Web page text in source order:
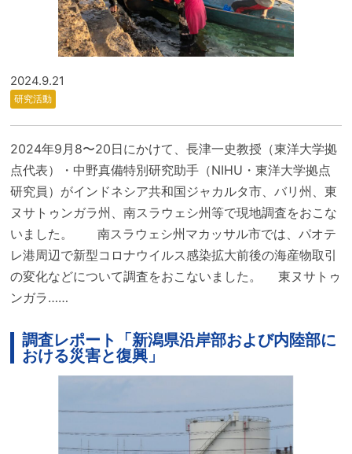
2024.9.21
研究活動
2024年9月8〜20日にかけて、長津一史教授（東洋大学拠
点代表）・中野真備特別研究助手（NIHU・東洋大学拠点
研究員）がインドネシア共和国ジャカルタ市、バリ州、東
ヌサトゥンガラ州、南スラウェシ州等で現地調査をおこな
いました。 南スラウェシ州マカッサル市では、パオテ
レ港周辺で新型コロナウイルス感染拡大前後の海産物取引
の変化などについて調査をおこないました。 東ヌサトゥ
ンガラ……
調査レポート「新潟県沿岸部および内陸部に
おける災害と復興」